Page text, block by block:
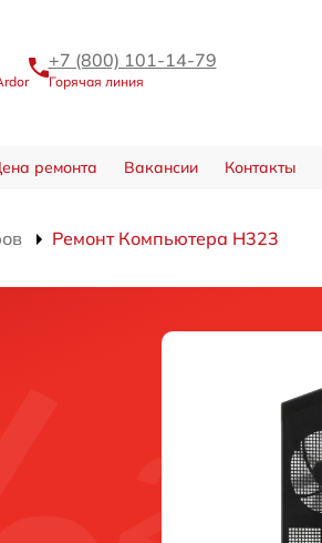
+7 (800) 101-14-79
Горячая линия
ремонта Вакансии Контакты
Ремонт Компьютера H323